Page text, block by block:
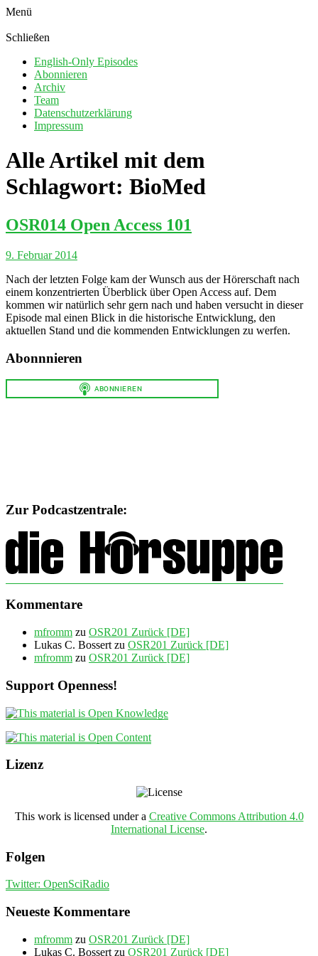
Menü
Schließen
English-Only Episodes
Abonnieren
Archiv
Team
Datenschutzerklärung
Impressum
Alle Artikel mit dem
Schlagwort: BioMed
OSR014 Open Access 101
9. Februar 2014
Nach der letzten Folge kam der Wunsch aus der Hörerschaft nach
einem konzentrierten Überblick über Open Access auf. Dem
kommen wir natürlich sehr gern nach und haben versucht in dieser
Episode mal einen Blick in die historische Entwicklung, den
aktuellen Stand und die kommenden Entwicklungen zu werfen.
Abonnnieren
Zur Podcastzentrale:
Kommentare
mfromm zu OSR201 Zurück [DE]
Lukas C. Bossert zu OSR201 Zurück [DE]
mfromm zu OSR201 Zurück [DE]
Support Openness!
Lizenz
This work is licensed under a Creative Commons Attribution 4.0
International License.
Folgen
Twitter: OpenSciRadio
Neueste Kommentare
mfromm zu OSR201 Zurück [DE]
Lukas C. Bossert zu OSR201 Zurück [DE]